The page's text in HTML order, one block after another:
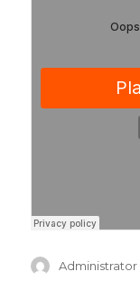
Autor
Administrator